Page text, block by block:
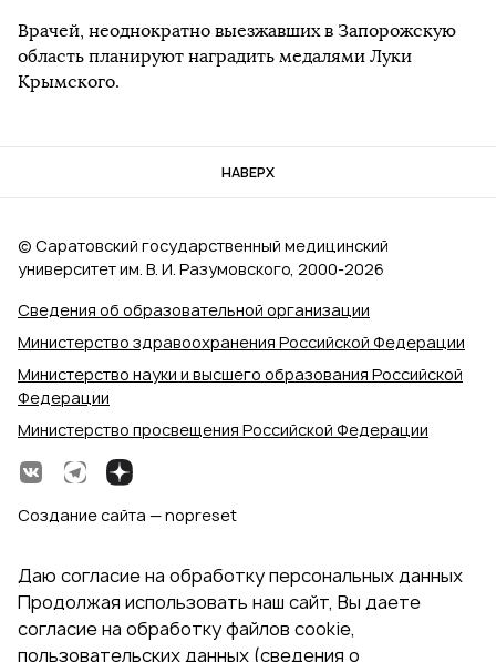
Врачей, неоднократно выезжавших в Запорожскую
область планируют наградить медалями Луки
Крымского.
НАВЕРХ
Сведения об образовательной организации
Министерство здравоохранения Российской Федерации
Министерство науки и высшего образования Российской
Федерации
Министерство просвещения Российской Федерации
© Саратовский государственный медицинский
университет им. В. И. Разумовского, 2000‑2026
Создание сайта — nopreset
Даю согласие на обработку персональных данных
Продолжая использовать наш сайт, Вы даете
согласие на обработку файлов cookie,
пользовательских данных (сведения о